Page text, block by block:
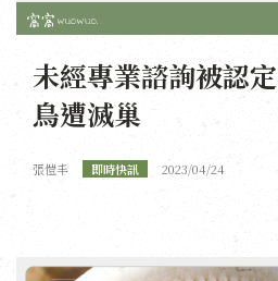
未經專業諮詢被認
鳥遭滅巢
張愷丰 即時快訊 2023/04/24